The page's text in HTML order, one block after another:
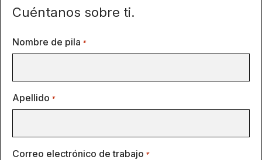
Cuéntanos sobre ti.
Nombre de pila *
Apellido *
Correo electrónico de trabajo *